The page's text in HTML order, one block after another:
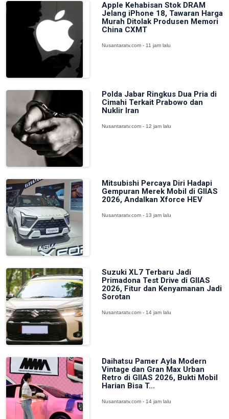
Apple Kehabisan Stok DRAM
Jelang iPhone 18, Tawaran Harga
Murah Ditolak Produsen Memori
China CXMT
Nusantaratv.com - 11 jam lalu
Polda Jabar Ringkus Dua Pria di
Cimahi Terkait Prabowo dan
Nuklir Iran
Nusantaratv.com - 12 jam lalu
Mitsubishi Percaya Diri Hadapi
Gempuran Merek Mobil di GIIAS
2026, Andalkan Xforce HEV
Nusantaratv.com - 13 jam lalu
Suzuki XL7 Terbaru Jadi
Primadona Test Drive di GIIAS
2026, Fitur dan Kenyamanan Jadi
Sorotan
Nusantaratv.com - 14 jam lalu
Daihatsu Pamer Ayla Modern
Vintage dan Gran Max Urban
Retro di GIIAS 2026, Bukti Mobil
Harian Bisa T...
Nusantaratv.com - 14 jam lalu